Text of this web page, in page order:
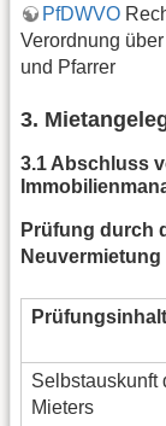
PfDWVO
Verordnung
und Pfarrer
3.
3.1 Abschluss
Prüfung durch
Neuvermietung
Prüfungsinhalt
Selbstauskunft
Mieters